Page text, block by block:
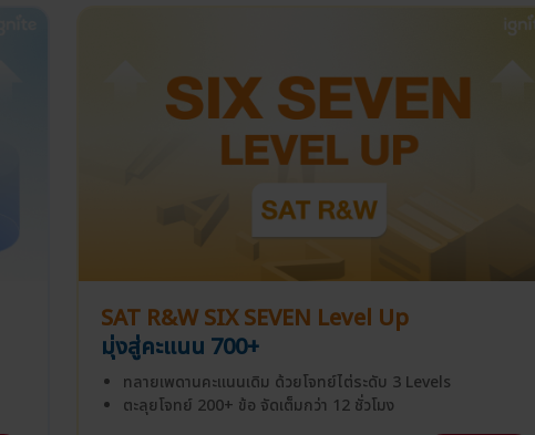
SAT R&W SIX SEVEN Level Up
มุ่งสู่คะแนน 700+
ทลายเพดานคะแนนเดิม ด้วยโจทย์ไต่ระดับ 3 Levels
ตะลุยโจทย์ 200+ ข้อ จัดเต็มกว่า 12 ชั่วโมง